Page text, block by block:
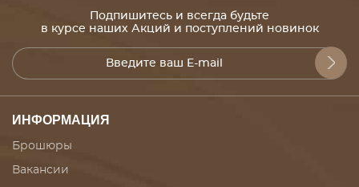
Подпишитесь и всегда будьте
в курсе наших Акций и поступлений новинок
ИНФОРМАЦИЯ
Брошюры
Вакансии